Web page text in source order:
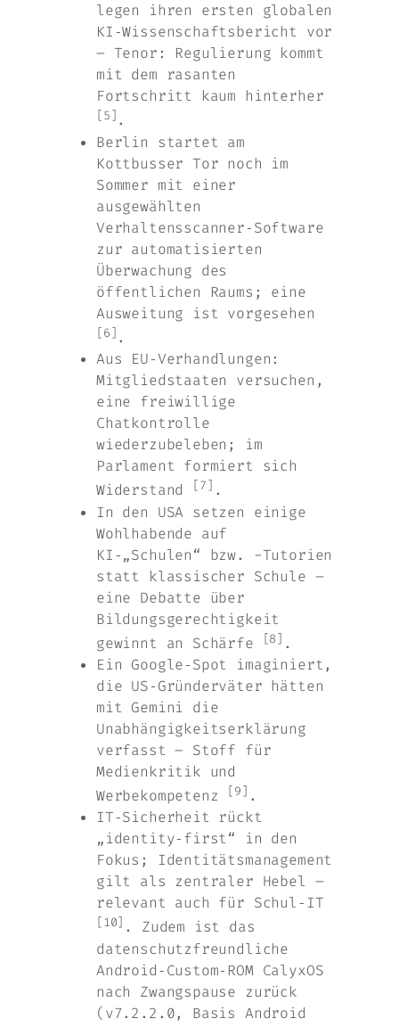
legen ihren ersten globalen
KI‑Wissenschaftsbericht vor
– Tenor: Regulierung kommt
mit dem rasanten
Fortschritt kaum hinterher
[5] .
Berlin startet am
Kottbusser Tor noch im
Sommer mit einer
ausgewählten
Verhaltensscanner‑Software
zur automatisierten
Überwachung des
öffentlichen Raums; eine
Ausweitung ist vorgesehen
[6] .
Aus EU‑Verhandlungen:
Mitgliedstaaten versuchen,
eine freiwillige
Chatkontrolle
wiederzubeleben; im
Parlament formiert sich
Widerstand
[7] .
In den USA setzen einige
Wohlhabende auf
KI‑„Schulen“ bzw. -Tutorien
statt klassischer Schule –
eine Debatte über
Bildungsgerechtigkeit
gewinnt an Schärfe
[8] .
Ein Google‑Spot imaginiert,
die US‑Gründerväter hätten
mit Gemini die
Unabhängigkeitserklärung
verfasst – Stoff für
Medienkritik und
Werbekompetenz
[9] .
IT‑Sicherheit rückt
„identity‑first“ in den
Fokus; Identitätsmanagement
gilt als zentraler Hebel –
relevant auch für Schul‑IT
[10] . Zudem ist das
datenschutzfreundliche
Android‑Custom‑ROM CalyxOS
nach Zwangspause zurück
(v7.2.2.0, Basis Android